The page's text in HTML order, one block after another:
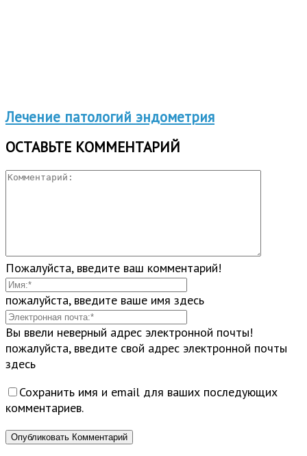
Лечение патологий эндометрия
ОСТАВЬТЕ КОММЕНТАРИЙ
Пожалуйста, введите ваш комментарий!
пожалуйста, введите ваше имя здесь
Вы ввели неверный адрес электронной почты!
пожалуйста, введите свой адрес электронной почты
здесь
Сохранить имя и email для ваших последующих
комментариев.